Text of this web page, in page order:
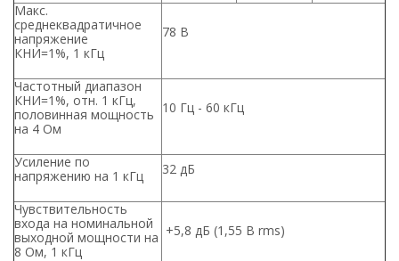
Макс.
среднеквадратичное
напряжение
КНИ=1%, 1 кГц
78 В
Частотный диапазон
КНИ=1%, отн. 1 кГц,
половинная мощность
на 4 Ом
10 Гц - 60 кГц
Усиление по
напряжению на 1 кГц
32 дБ
Чувствительность
входа на номинальной
выходной мощности на
8 Ом, 1 кГц
+5,8 дБ (1,55 В rms)